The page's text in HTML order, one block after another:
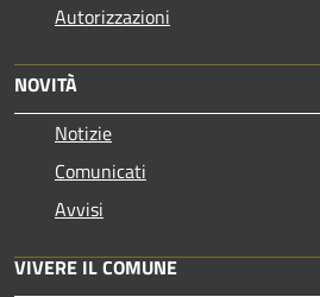
Autorizzazioni
NOVITÀ
Notizie
Comunicati
Avvisi
VIVERE IL COMUNE